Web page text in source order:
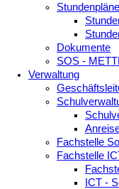
Stundenpläne
Dokumente
SOS -
Verwaltung
Fachstelle
Fachstelle
ICT -